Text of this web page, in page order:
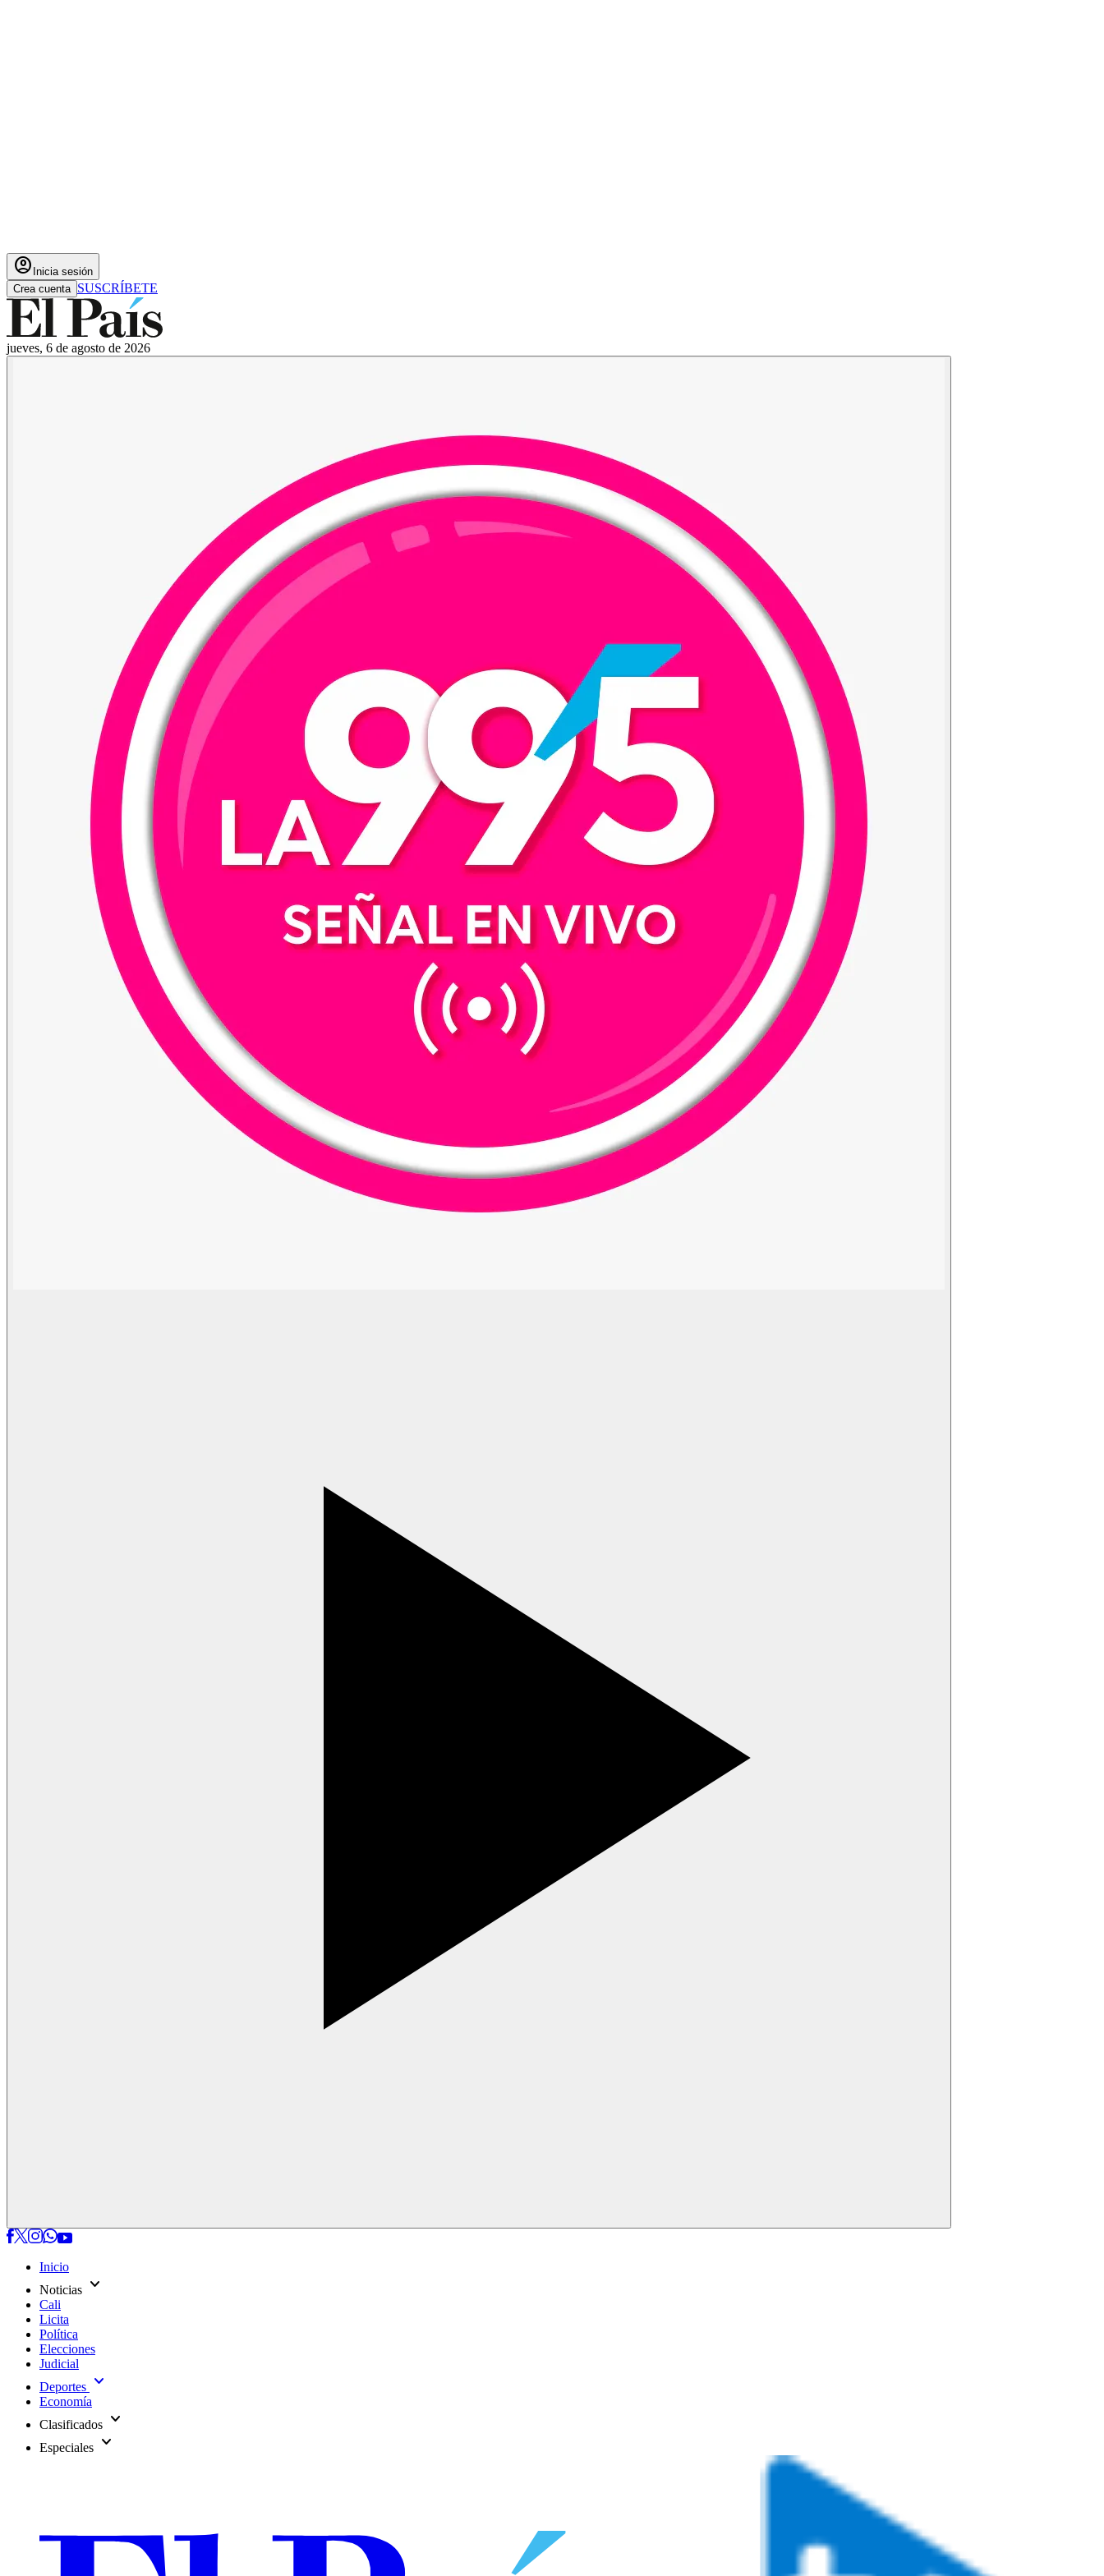
account_circle Inicia sesión
Crea cuenta SUSCRÍBETE
jueves, 6 de agosto de 2026
Inicio
Noticias expand_more
Cali
Licita
Política
Elecciones
Judicial
Deportes expand_more
Economía
Clasificados expand_more
Especiales expand_more